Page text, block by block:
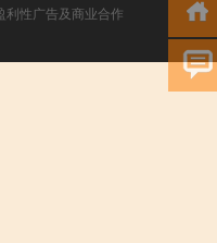
利性广告及商业合作